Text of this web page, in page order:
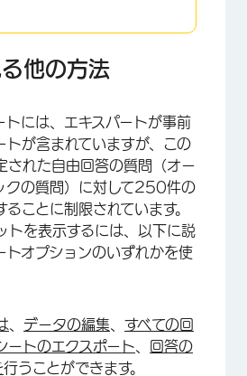
他の方法
トには、エキスパートが事前
トが含まれていますが、この
された自由回答の質問（オー
クの質問）に対して250件の
ことに制限されています。
トを表示するには、以下に説
トオプションのいずれかを使
データの編集
すべての回
ートのエクスポート
回答の
行うことができます。